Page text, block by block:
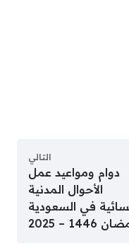
التالي
دوام ومواعيد عمل
الأحوال المدنية
في السعودية
1446 – 2025